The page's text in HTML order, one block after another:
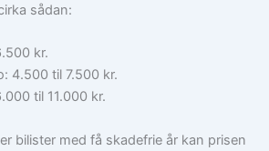
sådan:
kr.
4.500 til 7.500 kr.
til 11.000 kr.
bilister med få skadefrie år kan prisen